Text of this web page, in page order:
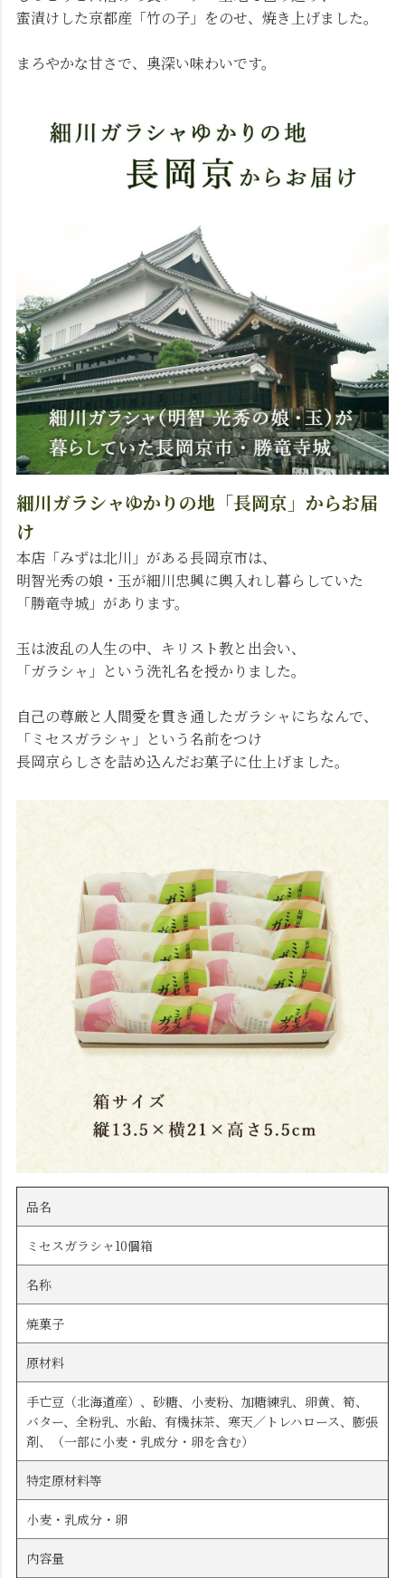
蜜漬けした京都産「竹の子」をのせ、焼き上げました。
まろやかな甘さで、奥深い味わいです。
細川ガラシャゆかりの地「長岡京」からお届
け
本店「みずは北川」がある長岡京市は、
明智光秀の娘・玉が細川忠興に輿入れし暮らしていた
「勝竜寺城」があります。
玉は波乱の人生の中、キリスト教と出会い、
「ガラシャ」という洗礼名を授かりました。
自己の尊厳と人間愛を貫き通したガラシャにちなんで、
「ミセスガラシャ」という名前をつけ
長岡京らしさを詰め込んだお菓子に仕上げました。
品名
ミセスガラシャ10個箱
名称
焼菓子
原材料
手亡豆（北海道産）、砂糖、小麦粉、加糖練乳、卵黄、筍、
バター、全粉乳、水飴、有機抹茶、寒天／トレハロース、膨張
剤、（一部に小麦・乳成分・卵を含む）
特定原材料等
小麦・乳成分・卵
内容量